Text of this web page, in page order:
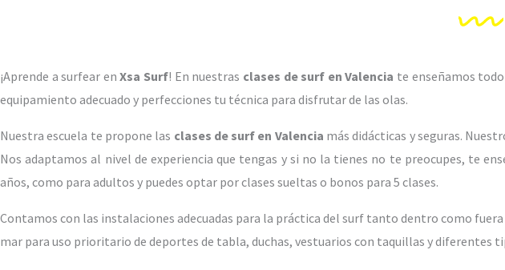
¡Aprende a surfear enXsa Surf! En nuestras clases de surf en Valencia te enseñamos
equipamiento adecuado y perfecciones tu técnica para disfrutar de las olas.
Nuestra escuela te propone las clases de surf en Valencia más didácticas y seguras.
Nos adaptamos al nivel de experiencia que tengas y si no la tienes no te preocupes, te
años, como para adultos y puedes optar por clases sueltas o bonos para 5 clases.
Contamos con las instalaciones adecuadas para la práctica del surf tanto dentro como
mar para uso prioritario de deportes de tabla, duchas, vestuarios con taquillas y diferentes